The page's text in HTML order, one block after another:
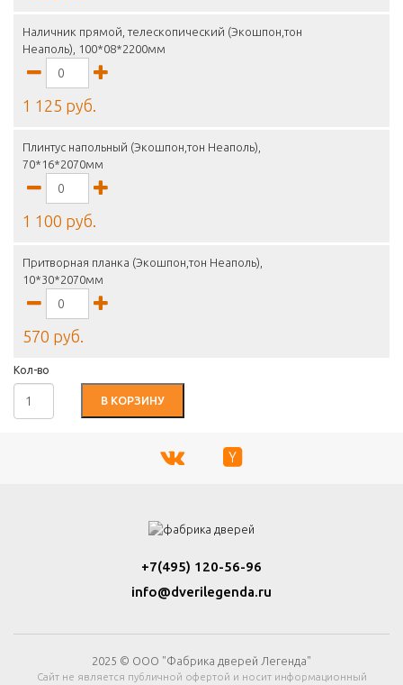
Наличник прямой, телескопический (Экошпон,тон
Неаполь), 100*08*2200мм
1 125 руб.
Плинтус напольный (Экошпон,тон Неаполь),
70*16*2070мм
1 100 руб.
Притворная планка (Экошпон,тон Неаполь),
10*30*2070мм
570 руб.
Кол-во
В КОРЗИНУ
+7(495) 120-56-96
info@dverilegenda.ru
2025 © ООО "Фабрика дверей Легенда"
Сайт не является публичной офертой и носит информационный